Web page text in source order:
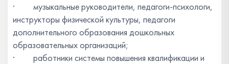
· музыкальные руководители, педагоги-психологи,
инструкторы физической культуры, педагоги
дополнительного образования дошкольных
образовательных организаций;
· работники системы повышения квалификации и